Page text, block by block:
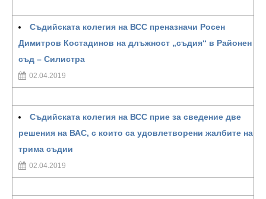
Съдийската колегия на ВСС преназначи Росен
Димитров Костадинов на длъжност „съдия“ в Районен
съд – Силистра
02.04.2019
Съдийската колегия на ВСС прие за сведение две
решения на ВАС, с които са удовлетворени жалбите на
трима съдии
02.04.2019